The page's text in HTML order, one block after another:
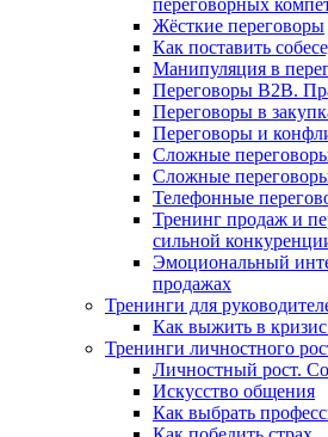
переговорных
Жёсткие переговоры
Как поставить
Манипуляция в
Переговоры B2B.
Переговоры в
Переговоры и
Сложные
Сложные
Телефонные
Тренинг продаж и
сильной
Эмоциональный
продажах
Тренинги для
Как выжить в
Тренинги личностного
Личностный рост.
Искусство общения
Как выбрать